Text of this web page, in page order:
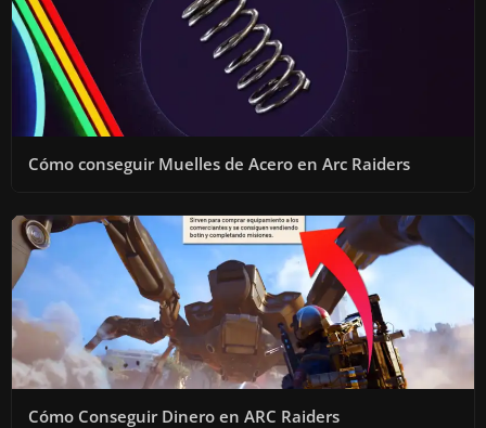
Cómo conseguir Muelles de Acero en Arc Raiders
Cómo Conseguir Dinero en ARC Raiders